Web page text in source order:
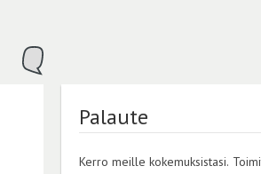
Palaute
Kerro meille kokemuksistasi.